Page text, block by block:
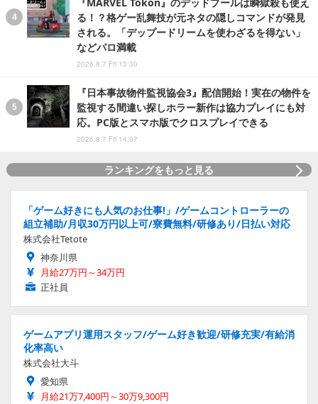
『MARVEL Tōkon』のデッドプールは瞬獄殺も使え
る！？格ゲー乱舞技が元ネタの隠しコマンドが発見
される。「デップードリームを使わざるを得ない」
などパロ満載
2026.8.7 Fri 13:30
『日本事故物件監視協会3』配信開始！実在の物件を
監視する間違い探しホラー新作は協力プレイにも対
応。PC版とスマホ版でクロスプレイできる
2026.8.7 Fri 14:07
ランキングをもっと見る
「ゲーム好きにも人気のお仕事!」/ゲームコントローラーの
組立補助/月収30万円以上可/寮費無料/研修あり/日払い対応
株式会社Tetote
神奈川県
月給27万円～34万円
正社員
ゲームアプリ運用スタッフ/ゲーム好き歓迎/研修充実/有給消
化率高い
株式会社大斗
愛知県
月給21万7,400円～30万9,300円